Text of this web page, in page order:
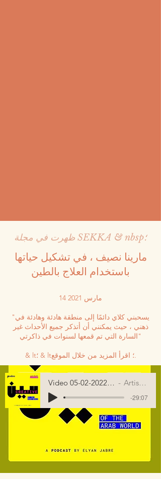
ظهرت في مجلة SEKKA & nbsp؛
مارينا نصيف ، في تشكيل حياتها
باستخدام العلاج بالطين
14 مارس 2021
"يسحبني كلاي دائمًا إلى منطقة هادئة وهادئة في
ذهني ، حيث يمكنني أن أتذكر جميع الأحداث غير
السارة التي تم قمعها لسنوات في ذاكرتي"
& lt؛ & lt؛ اقرأ المزيد من خلال الموقع.
Video 05-02-2022, 5 36 27 PM Artist Name
-29:07